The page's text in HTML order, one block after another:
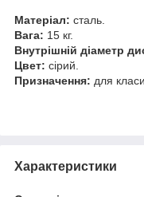
Матеріал: сталь.
Вага: 15 кг.
Внутрішній діаметр
Цвет: сірий.
Призначення: для
Характеристики